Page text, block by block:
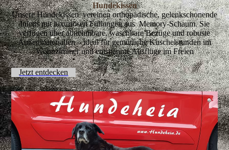
Hundekissen
Unsere Hundekissen vereinen orthopädische, gelenkschonende
Inletts mit luxuriösen Füllungen aus Memory-Schaum. Sie
verfügen über abnehmbare, waschbare Bezüge und robuste
Außenmaterialien – ideal für gemütliche Kuschelstunden im
Wohnzimmer und entspannte Ausflüge im Freien
Jetzt entdecken